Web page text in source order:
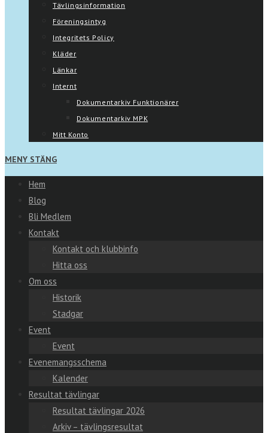
Tävlingsinformation
Föreningsintyg
Integritets Policy
Kläder
Länkar
Internt
Dokumentarkiv Funktionärer
Dokumentarkiv MPK
Mitt Konto
MENY STÄNG
Hem
Blog
Bli Medlem
Kontakt
Kontakt och klubbinfo
Hitta oss
Om oss
Historik
Stadgar
Event
Event
Evenemangsschema
Kalender
Resultat tävlingar
Resultat tävlingar 2026
Arkiv – tävlingsresultat